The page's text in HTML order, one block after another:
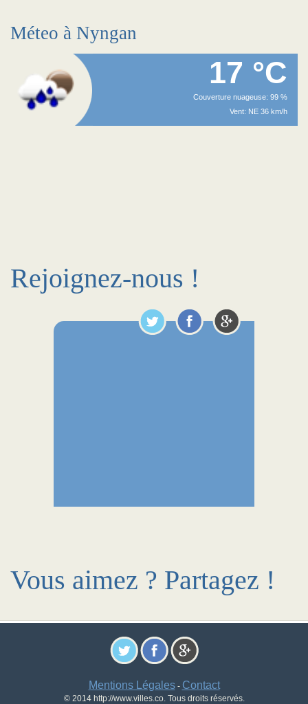
Méteo à Nyngan
17 °C
Couverture nuageuse: 99 %
Vent: NE 36 km/h
Rejoignez-nous !
Vous aimez ? Partagez !
Mentions Légales- Contact
© 2014 http://www.villes.co. Tous droits réservés.